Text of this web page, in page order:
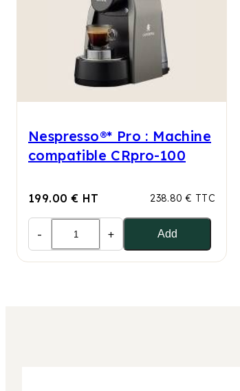
Nespresso®* Pro : Machine
compatible CRpro-100
199.00 € HT 238.80 € TTC
- + Add